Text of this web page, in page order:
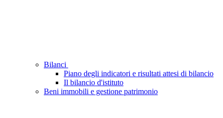
Bilanci
Piano degli indicatori e risultati attesi di bilancio
Il bilancio d'istituto
Beni immobili e gestione patrimonio